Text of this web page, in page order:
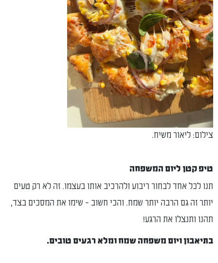
צילום: ליאור משיח.
טיפ קטן ליום המשפחה
תנו לכל אחד לבחור ריבוע ולהרכיב אותו בעצמו. זה לא רק טעים
יותר זה גם הרבה יותר שמח. והכי חשוב - שימו את המסכים בצד,
תהנו ותנצלו את הרגע!
בתיאבון ויום משפחה שמח ומלא רגעים טובים.